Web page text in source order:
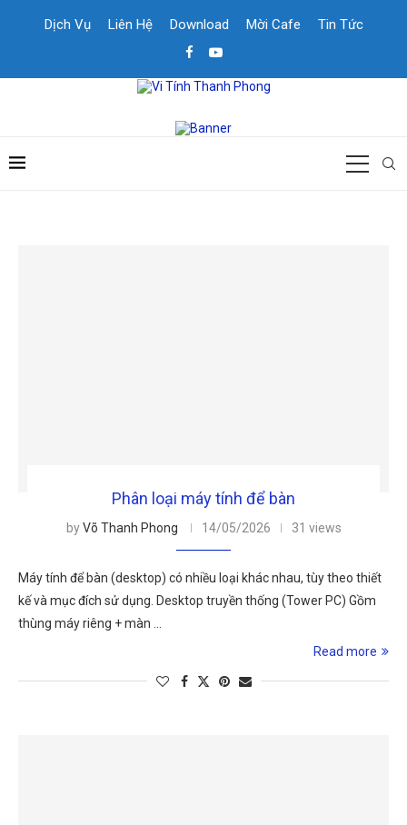
Dịch Vụ Liên Hệ Download Mời Cafe Tin Tức
Phân loại máy tính để bàn
byVõ Thanh Phong 14/05/2026 31 views
Máy tính để bàn (desktop) có nhiều loại khác nhau, tùy theo thiết
kế và mục đích sử dụng. Desktop truyền thống (Tower PC) Gồm
thùng máy riêng + màn …
Read more